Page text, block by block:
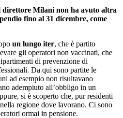
Milani non ha avuto altra
fino al 31 dicembre, come
un lungo iter, che è partito
gli operatori non vaccinati, che
di prevenzione di
Da qui sono partite le
ad esempio non risultavano
adempiuto all’obbligo in un
si è scoperto che, pur residenti
regione dove lavorano. Ci sono
ormai in pensione.